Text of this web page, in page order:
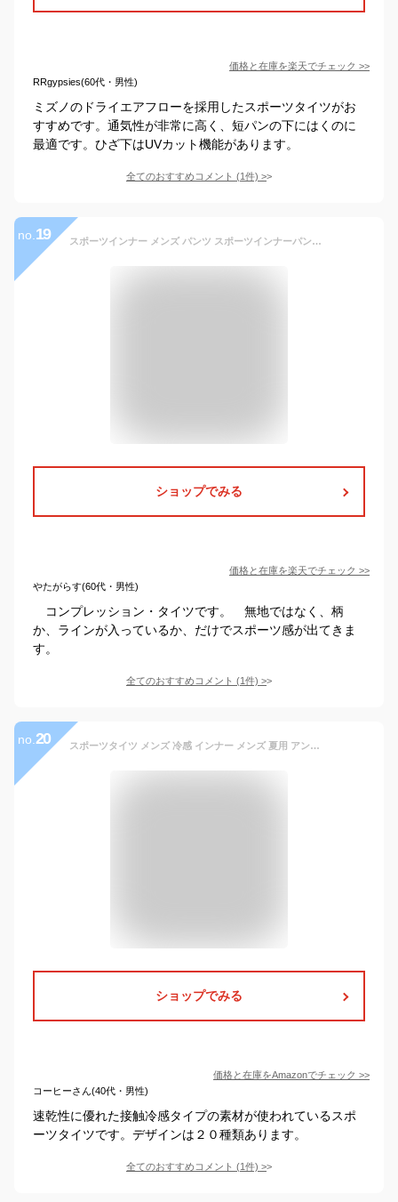
価格と在庫を楽天でチェック >>
RRgypsies(60代・男性)
ミズノのドライエアフローを採用したスポーツタイツがお
すすめです。通気性が非常に高く、短パンの下にはくのに
最適です。ひざ下はUVカット機能があります。
全てのおすすめコメント (1件) >
no. 19 スポーツインナー メンズ パンツ スポーツインナーパンツ ロングタイツ ボトム 吸汗速乾 着圧インナー ストレッチ コンプレッションウェア 高機能アンダーウェア コンプレッションインナー ns-2006
ショップでみる
価格と在庫を楽天でチェック >>
やたがらす(60代・男性)
コンプレッション・タイツです。 無地ではなく、柄
か、ラインが入っているか、だけでスポーツ感が出てきま
す。
全てのおすすめコメント (1件) >
no. 20 スポーツタイツ メンズ 冷感 インナー メンズ 夏用 アンダーウェア メンズ レギンス 速乾 コンプレッションウェア
ショップでみる
価格と在庫をAmazonでチェック >>
コーヒーさん(40代・男性)
速乾性に優れた接触冷感タイプの素材が使われているスポ
ーツタイツです。デザインは２０種類あります。
全てのおすすめコメント (1件) >